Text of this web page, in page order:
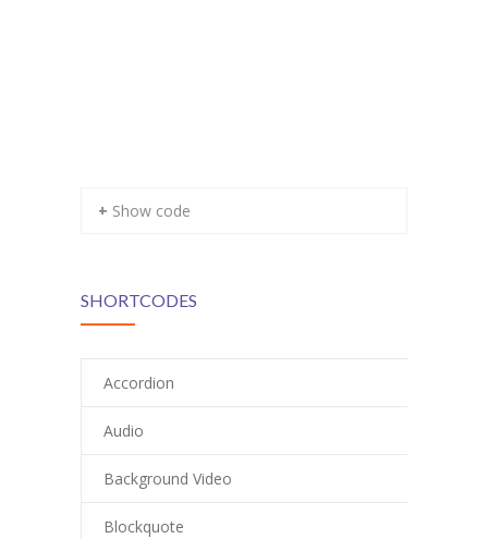
+ Show code
SHORTCODES
Accordion
Audio
Background Video
Blockquote